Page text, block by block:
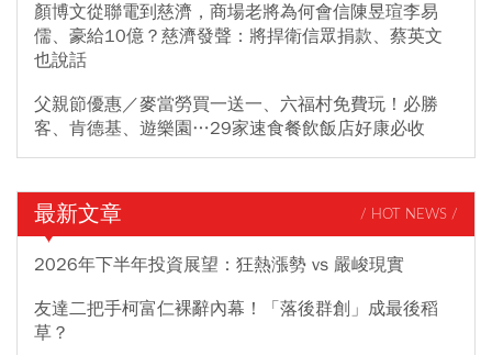
顏博文從聯電到慈濟，商場老將為何會信陳昱瑄李易
儒、豪給10億？慈濟發聲：將捍衛信眾捐款、蔡英文
也說話
父親節優惠／麥當勞買一送一、六福村免費玩！必勝
客、肯德基、遊樂園…29家速食餐飲飯店好康必收
最新文章 / HOT NEWS /
2026年下半年投資展望：狂熱漲勢 vs 嚴峻現實
友達二把手柯富仁裸辭內幕！「落後群創」成最後稻
草？